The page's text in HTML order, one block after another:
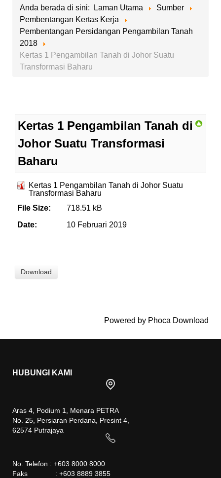
Anda berada di sini: Laman Utama
Sumber
Pembentangan Kertas Kerja
Pembentangan Persidangan Pengambilan Tanah
2018
Kertas 1 Pengambilan Tanah di Johor Suatu
Transformasi Baharu
Kertas 1 Pengambilan Tanah di
Johor Suatu Transformasi
Baharu
Kertas 1 Pengambilan Tanah di Johor Suatu
Transformasi Baharu
File Size:
718.51 kB
Date:
10 Februari 2019
Powered by Phoca Download
HUBUNGI KAMI
Aras 4, Podium 1, Menara PETRA
No. 25, Persiaran Perdana, Presint 4,
62574 Putrajaya
No. Telefon : +603 8000 8000
Faks : +603 8889 3855